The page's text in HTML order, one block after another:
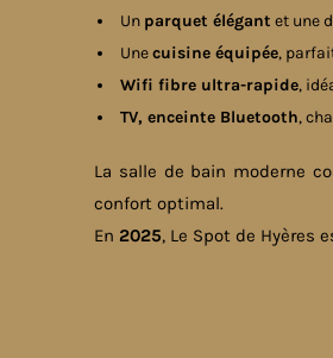
Un parquet élégant et une
Unecuisine équipée,
Wifi fibre ultra-rapide,
TV, enceinte Bluetooth,
La salle de bain moderne
confort optimal.
En 2025, Le Spot de Hyères